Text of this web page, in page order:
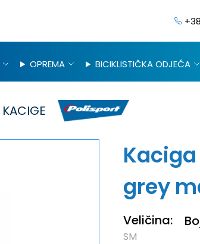
OPREMA BICIKLISTIČKA ODJEĆA
KACIGE
grey
Veličina:
SM